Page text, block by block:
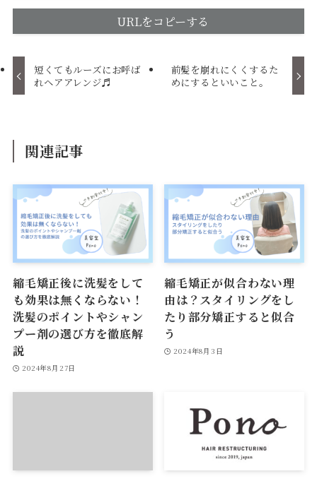
URLをコピーする
短くてもルーズにお呼ば
れヘアアレンジ♬
前髪を崩れにくくするた
めにするといいこと。
関連記事
縮毛矯正後に洗髪をして
も効果は無くならない！
洗髪のポイントやシャン
プー剤の選び方を徹底解
説
2024年8月27日
縮毛矯正が似合わない理
由は？スタイリングをし
たり部分矯正すると似合
う
2024年8月3日